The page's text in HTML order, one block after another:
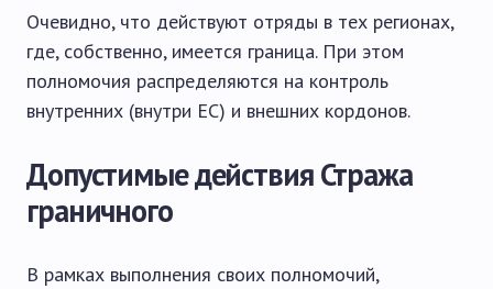
Очевидно, что действуют отряды в тех регионах,
где, собственно, имеется граница. При этом
полномочия распределяются на контроль
внутренних (внутри ЕС) и внешних кордонов.
Допустимые действия Стража
граничного
В рамках выполнения своих полномочий,